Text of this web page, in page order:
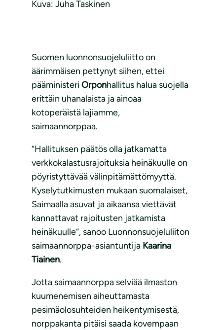
Kuva: Juha Taskinen
Suomen luonnonsuojeluliitto on
äärimmäisen pettynyt siihen, ettei
pääministeri Orponhallitus halua suojella
erittäin uhanalaista ja ainoaa
kotoperäistä lajiamme,
saimaannorppaa.
“Hallituksen päätös olla jatkamatta
verkkokalastusrajoituksia heinäkuulle on
pöyristyttävää välinpitämättömyyttä.
Kyselytutkimusten mukaan suomalaiset,
Saimaalla asuvat ja aikaansa viettävät
kannattavat rajoitusten jatkamista
heinäkuulle“, sanoo Luonnonsuojeluliiton
saimaannorppa-asiantuntija Kaarina
Tiainen.
Jotta saimaannorppa selviää ilmaston
kuumenemisen aiheuttamasta
pesimäolosuhteiden heikentymisestä,
norppakanta pitäisi saada kovempaan